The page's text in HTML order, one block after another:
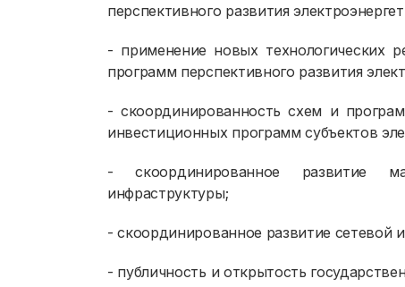
перспективного развития
- применение новых технологических
программ перспективного развития
- скоординированность схем и
инвестиционных программ субъектов
- скоординированное развитие
инфраструктуры;
- скоординированное развитие
- публичность и открытость